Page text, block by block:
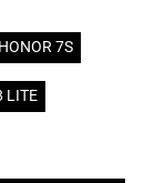
7S
LITE